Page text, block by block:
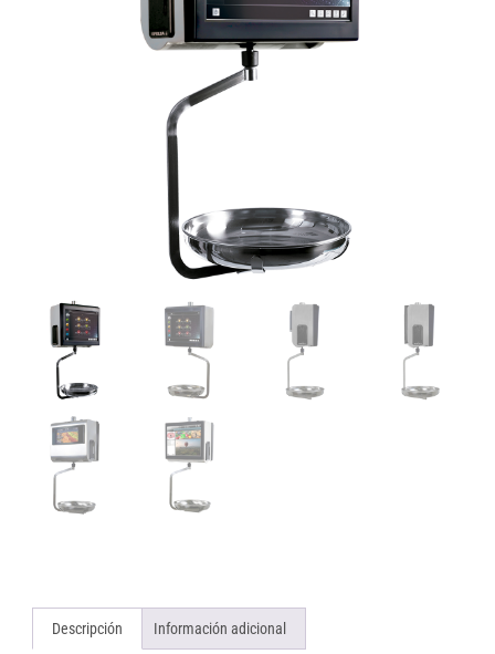
Descripción Información adicional